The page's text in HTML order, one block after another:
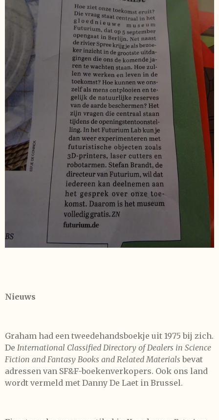
Nieuws
Graham had een tweedehandsboekje uit 1975 bij zich.
De International Classified Directory of Dealers in Science
Fiction and Fantasy Books and Related Materials bevat
adressen van SF&F-boekenverkopers. Ook ons land
wordt vermeld met Danny De Laet in Brussel.